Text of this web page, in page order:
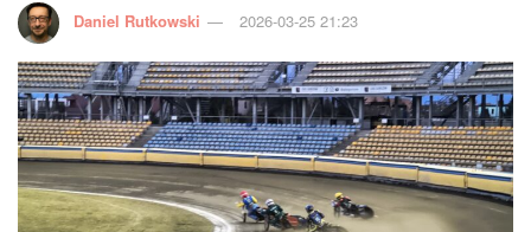
Daniel Rutkowski 2026-03-25 21:23